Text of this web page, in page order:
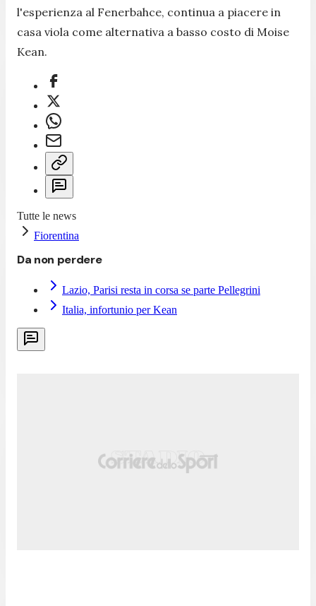
l'esperienza al Fenerbahce, continua a piacere in
casa viola come alternativa a basso costo di Moise
Kean.
Tutte le news
Fiorentina
Da non perdere
Lazio, Parisi resta in corsa se parte Pellegrini
Italia, infortunio per Kean